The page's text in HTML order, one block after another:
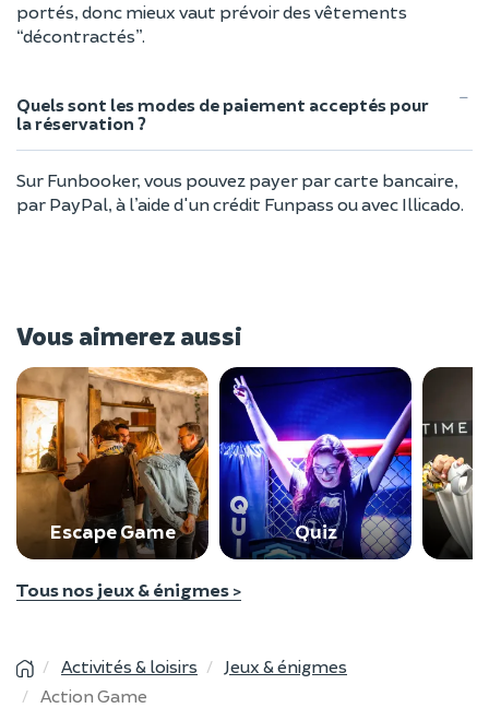
portés, donc mieux vaut prévoir des vêtements
“décontractés”.
Quels sont les modes de paiement acceptés pour
la réservation ?
Sur Funbooker, vous pouvez payer par carte bancaire,
par PayPal, à l’aide d'un crédit Funpass ou avec Illicado.
Vous aimerez aussi
Escape Game Quiz
Tous nos jeux & énigmes >
Activités & loisirs
Jeux & énigmes
Action Game